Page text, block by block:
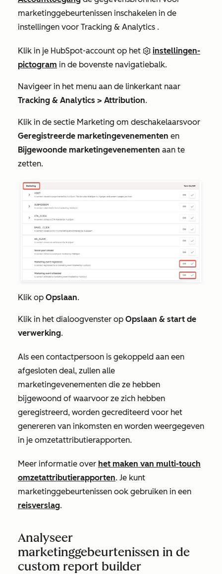
marketinggebeurtenissen inschakelen in de
instellingen voor Tracking & Analytics .
Klik in je HubSpot-account op het
instellingen-
pictogram in de bovenste navigatiebalk.
Navigeer in het menu aan de linkerkant naar
Tracking & Analytics > Attribution.
Klik in de sectie Marketing om deschakelaarsvoor
Geregistreerde marketingevenementen en
Bijgewoonde marketingevenementen aan te
zetten.
Klik op Opslaan.
Klik in het dialoogvenster op Opslaan & start de
verwerking.
Als een contactpersoon is gekoppeld aan een
afgesloten deal, zullen alle
marketingevenementen die ze hebben
bijgewoond of waarvoor ze zich hebben
geregistreerd, worden gecrediteerd voor het
genereren van inkomsten en worden weergegeven
in je omzetattributierapporten.
Meer informatie over het maken van multi-touch
omzetattributierapporten. Je kunt
marketinggebeurtenissen ook gebruiken in een
reisverslag.
Analyseer
marketinggebeurtenissen in de
custom report builder